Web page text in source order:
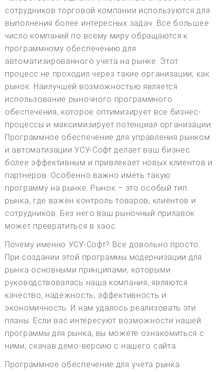
сотрудников торговой компании используются для
выполнения более интересных задач. Все большее
число компаний по всему миру обращаются к
программному обеспечению для
автоматизированного учета на рынке. Этот
процесс не проходил через такие организации, как
рынок. Наилучшей возможностью является
использование рыночного программного
обеспечения, которое оптимизирует все бизнес-
процессы и максимизирует потенциал организации.
Программное обеспечение для управления рынком
и автоматизации УСУ-Софт делает ваш бизнес
более эффективным и привлекает новых клиентов и
партнеров. Особенно важно иметь такую
программу на рынке. Рынок – это особый тип
рынка, где важен контроль товаров, клиентов и
сотрудников. Без него ваш рыночный прилавок
может превратиться в хаос.
Почему именно УСУ-Софт? Все довольно просто.
При создании этой программы модернизации для
рынка основными принципами, которыми
руководствовалась наша компания, являются
качество, надежность, эффективность и
экономичность. И нам удалось реализовать эти
планы. Если вас интересуют возможности нашей
программы для рынка, вы можете ознакомиться с
ними, скачав демо-версию с нашего сайта.
Программное обеспечение для учета рынка